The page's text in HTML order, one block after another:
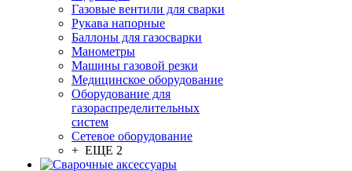
Газовые вентили для сварки
Рукава напорные
Баллоны для газосварки
Манометры
Машины газовой резки
Медицинское оборудование
Оборудование для
газораспределительных
систем
Сетевое оборудование
+ ЕЩЕ 2